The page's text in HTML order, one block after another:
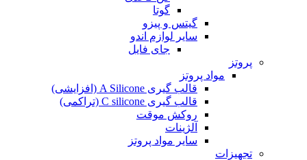
گوتا
گیتس و پیزو
سایر لوازم اندو
جای فایل
پروتز
مواد پروتز
قالب گیری A Silicone (افزایشی)
قالب گیری C silicone (تراکمی)
روکش موقت
آلژینات
سایر مواد پروتز
تجهیزات